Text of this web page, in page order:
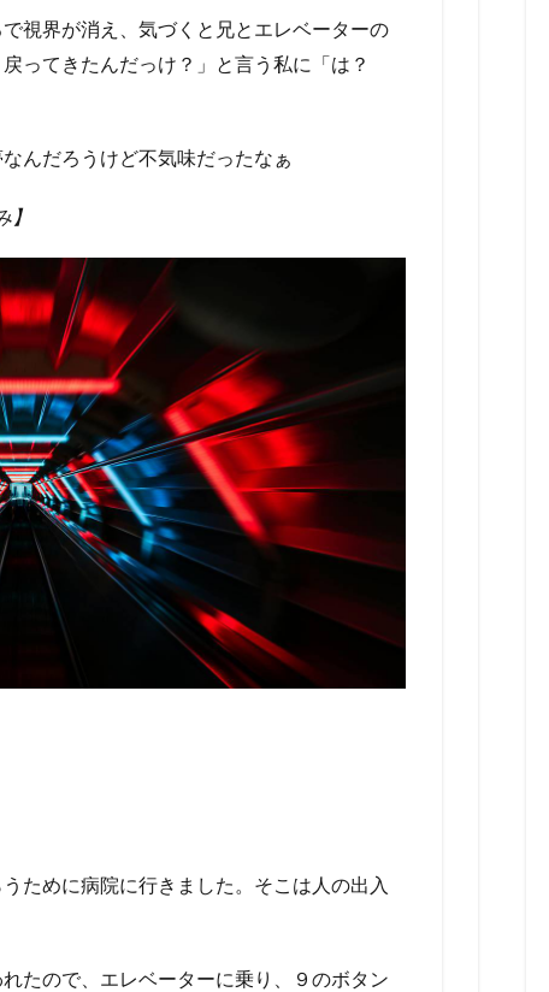
視界が消え、気づくと兄とエレベーターの
ってきたんだっけ？」と言う私に「は？
んだろうけど不気味だったなぁ
】
ために病院に行きました。そこは人の出入
たので、エレベーターに乗り、９のボタン